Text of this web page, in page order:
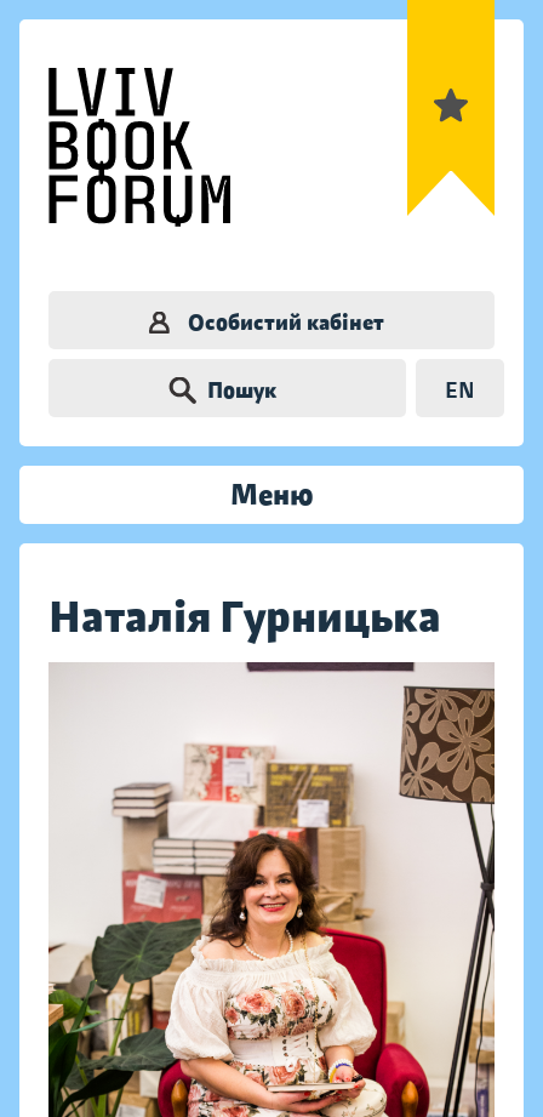
Особистий кабінет
Пошук EN
Меню
Наталія Гурницька